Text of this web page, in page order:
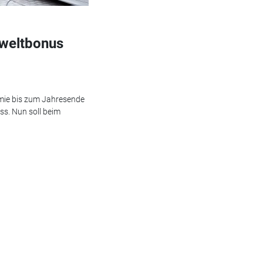
bis zum Jahresende
Nun soll beim